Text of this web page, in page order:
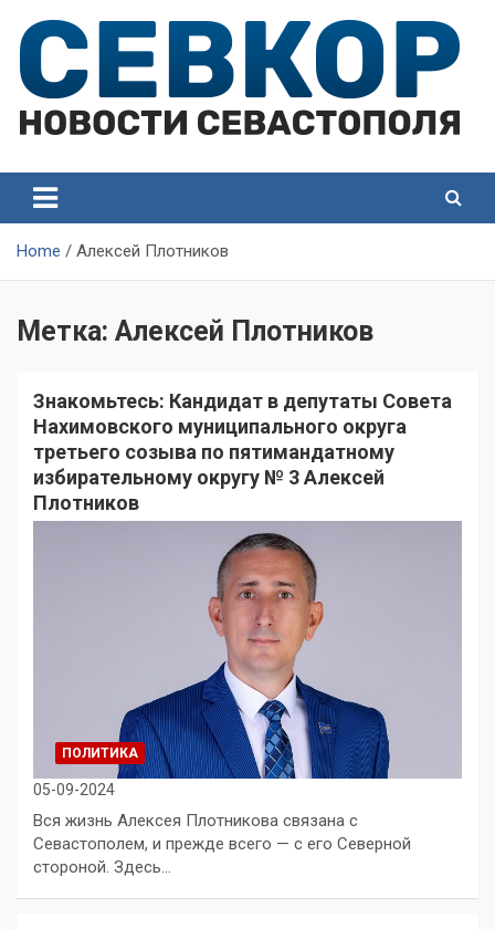
content
Севастополя
Севастополя
Home Алексей Плотников
Метка: Алексей Плотников
Знакомьтесь: Кандидат в депутаты Совета
Нахимовского муниципального округа
третьего созыва по пятимандатному
избирательному округу № 3 Алексей
Плотников
ПОЛИТИКА
05-09-2024
Вся жизнь Алексея Плотникова связана с
Севастополем, и прежде всего — с его Северной
стороной. Здесь…